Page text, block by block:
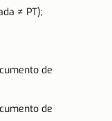
≠ PT);
de
de